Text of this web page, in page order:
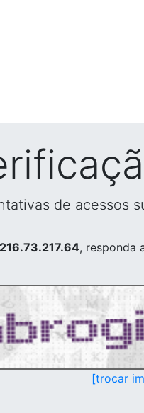
de acessos
216.73.217.64, responda
[trocar